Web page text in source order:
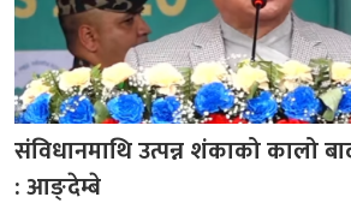
संविधानमाथि उत्पन्न शंकाको कालो
: आङ्देम्बे